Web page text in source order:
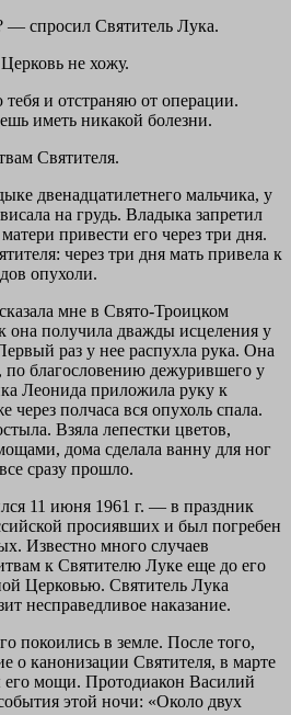
спросил Святитель Лука.
не хожу.
и отстраняю от операции.
иметь никакой болезни.
Святителя.
двенадцатилетнего мальчика, у
на грудь. Владыка запретил
привести его через три дня.
через три дня мать привела к
опухоли.
мне в Свято-Троицком
она получила дважды исцеления у
раз у нее распухла рука. Она
благословению дежурившего у
Леонида приложила руку к
полчаса вся опухоль спала.
Взяла лепестки цветов,
дома сделала ванну для ног
сразу прошло.
11 июня 1961 г. — в праздник
просиявших и был погребен
Известно много случаев
к Святителю Луке еще до его
Церковью. Святитель Лука
несправедливое наказание.
покоились в земле. После того,
о канонизации Святителя, в марте
его мощи. Протодиакон Василий
этой ночи: «Около двух